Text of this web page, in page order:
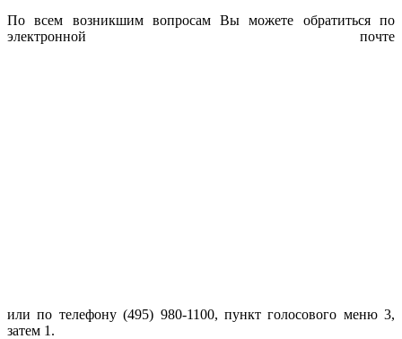
По всем возникшим вопросам Вы можете обратиться по
электронной почте
или по телефону (495) 980-1100, пункт голосового меню 3,
затем 1.